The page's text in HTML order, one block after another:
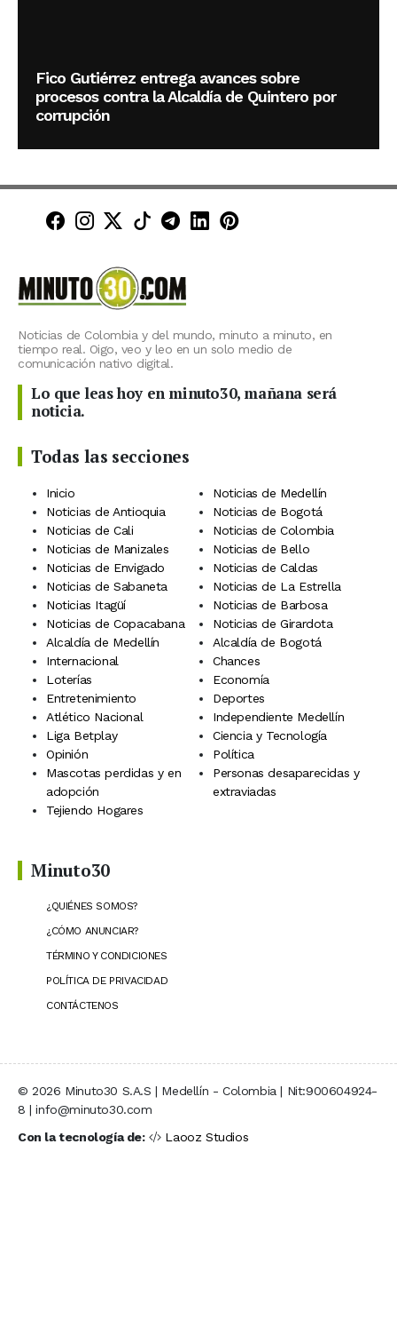
Fico Gutiérrez entrega avances sobre
procesos contra la Alcaldía de Quintero por
corrupción
Minuto30 en Facebook
Minuto30 en Instagram
Minuto30 en X (Twitter)
Minuto30 en TikTok
Canal de Minuto30 en
Minuto30 en LinkedIn
Minuto30 en
Noticias de Colombia y del mundo, minuto a minuto, en
tiempo real. Oigo, veo y leo en un solo medio de
comunicación nativo digital.
Lo que leas hoy en minuto30, mañana será
noticia.
Todas las secciones
Inicio
Noticias de Medellín
Noticias de Antioquia
Noticias de Bogotá
Noticias de Cali
Noticias de Colombia
Noticias de Manizales
Noticias de Bello
Noticias de Envigado
Noticias de Caldas
Noticias de Sabaneta
Noticias de La Estrella
Noticias Itagüí
Noticias de Barbosa
Noticias de Copacabana
Noticias de Girardota
Alcaldía de Medellín
Alcaldía de Bogotá
Internacional
Chances
Loterías
Economía
Entretenimiento
Deportes
Atlético Nacional
Independiente Medellín
Liga Betplay
Ciencia y Tecnología
Opinión
Política
Mascotas perdidas y en
adopción
Personas desaparecidas y
extraviadas
Tejiendo Hogares
Minuto30
¿QUIÉNES SOMOS?
¿CÓMO ANUNCIAR?
TÉRMINO Y CONDICIONES
POLÍTICA DE PRIVACIDAD
CONTÁCTENOS
© 2026 Minuto30 S.A.S | Medellín - Colombia | Nit:900604924-
8 | info@minuto30.com
Con la tecnología de:
Laooz Studios